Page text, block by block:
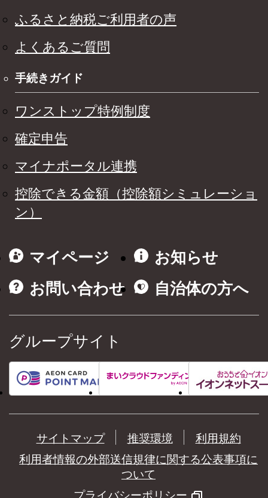
ふるさと納税ご利用者の声
よくあるご質問
手続きガイド
ワンストップ特例制度
確定申告
マイナポータル連携
控除できる金額（控除額シミュレーショ
ン）
マイページ
お知らせ
お問い合わせ
自治体の方へ
グループサイト
サイトマップ 推奨環境
利用規約
利用者情報の外部送信規律に関する公表事項に
ついて
プライバシーポリシー